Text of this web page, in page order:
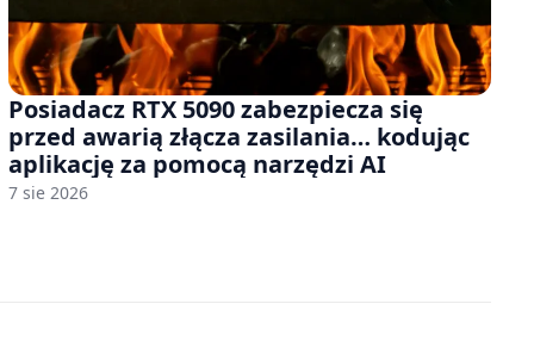
Posiadacz RTX 5090 zabezpiecza się
przed awarią złącza zasilania… kodując
aplikację za pomocą narzędzi AI
7 sie 2026